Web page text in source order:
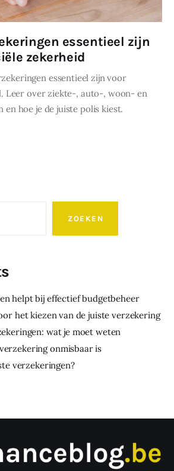
essentieel zijn
zekerheid
essentieel zijn voor
Leer over ziekte-, auto-, woon- en
en hoe je de juiste polis kiest.
ZOEKEN
helpt bij effectief budgetbeheer
het kiezen van de juiste verzekering
wat je moet weten
onmisbaar is
verzekeringen?